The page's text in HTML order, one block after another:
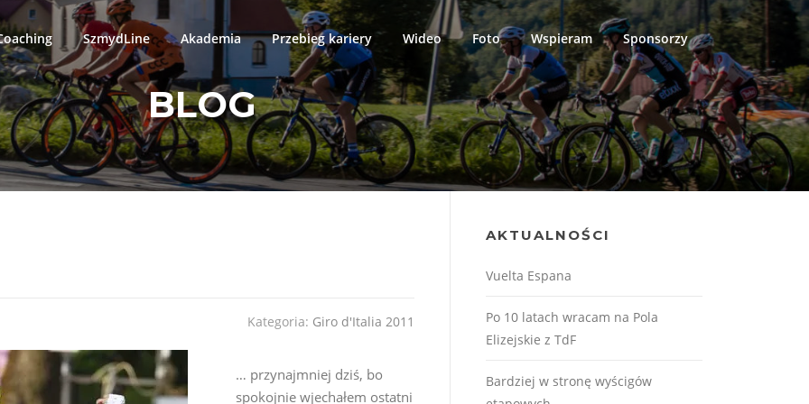
SzmydLine Akademia Przebieg kariery Wideo Foto Wspieram Sponsorzy
BLOG
Kategoria: Giro d'Italia 2011
… przynajmniej dziś, bo
spokojnie wjechałem ostatni
AKTUALNOŚCI
Vuelta Espana
Po 10 latach wracam na Pola
Elizejskie z TdF
Bardziej w stronę wyścigów